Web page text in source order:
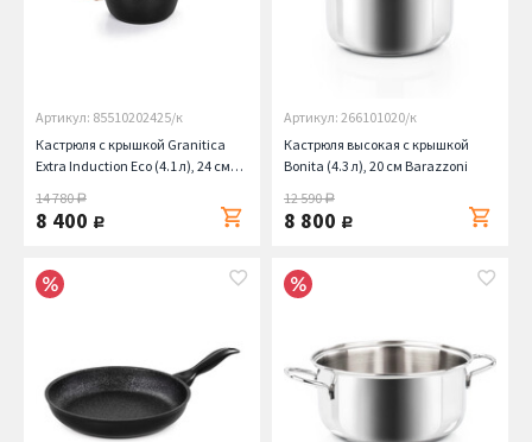
Артикул: 85510202425/к
Кастрюля с крышкой Granitica
Extra Induction Eco (4.1 л), 24 см
14 780руб.
8 400 руб.
Артикул: 266101020/к
Кастрюля высокая с крышкой
Bonita (4.3 л), 20 см Barazzoni
12 590руб.
8 800 руб.